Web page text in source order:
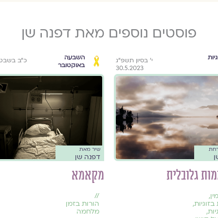
פוסטים נוספים מאת דפנה שן
י׳ בסיון תשפ״ג
30.5.2023
גלובלית
,
,
,
השבעה
באוקטובר
כ״ב
שיר מאת
דפנה שן
מקאמא
//
הורות בזמן
מלחמה